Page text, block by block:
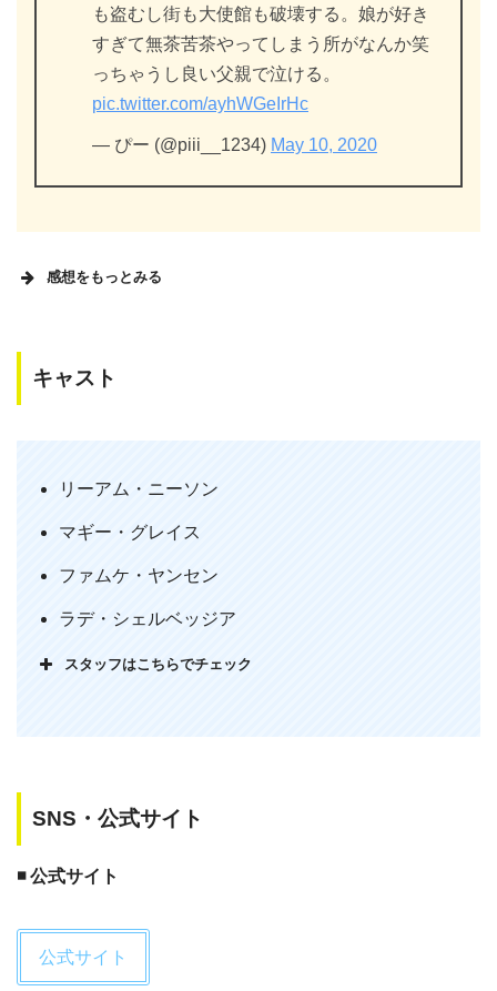
も盗むし街も大使館も破壊する。娘が好き
すぎて無茶苦茶やってしまう所がなんか笑
っちゃうし良い父親で泣ける。
pic.twitter.com/ayhWGeIrHc
— ぴー (@piii__1234) May 10, 2020
感想をもっとみる
敵側視点なんですね。まさかのパパが前
自身はその前作で捕まったからか普通に
なんとかして脱出しましたね。超人か
しちゃ絶対ダメでしょ！
pic.twitter.com/h2VBD8LGIZ
キャスト
リーアム・ニーソン
マギー・グレイス
ファムケ・ヤンセン
ラデ・シェルベッジア
スタッフはこちらでチェック
SNS・公式サイト
◾️ 公式サイト
公式サイト